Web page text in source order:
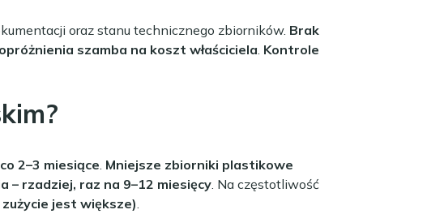
oraz stanu technicznego zbiorników. Brak
szamba na koszt właściciela Kontrole
2–3 miesiące Mniejsze zbiorniki plastikowe
– rzadziej, raz na 9–12 miesięcy . Na częstotliwość
jest większe)